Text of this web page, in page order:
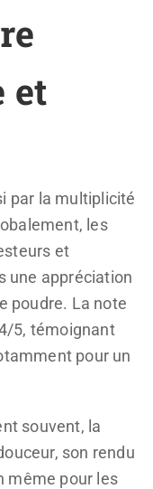
et
par la multiplicité
les
et
une appréciation
poudre. La note
5, témoignant
pour un
souvent, la
son rendu
même pour les